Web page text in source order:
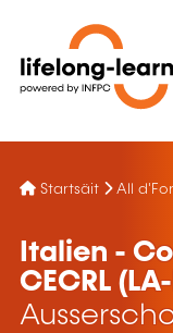
Startsäit All
Italien -
CECRL